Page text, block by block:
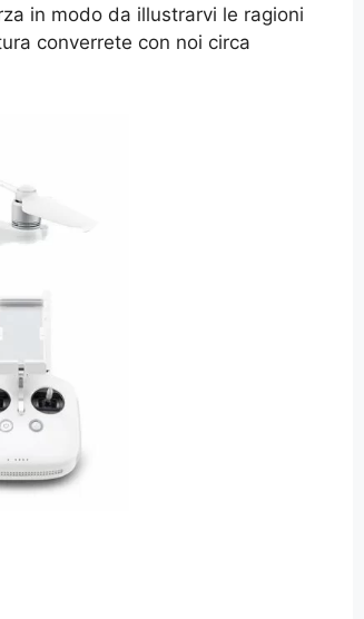
in modo da illustrarvi le ragioni
converrete con noi circa